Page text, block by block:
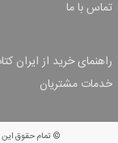
تماس با ما
راهنمای خرید از ایران
ثبت سفارش
شرایط ارسال سفارش
شیوه پرداخت
تخفیف‌های خرید
خدمات مشتریان
© تمام حقوق